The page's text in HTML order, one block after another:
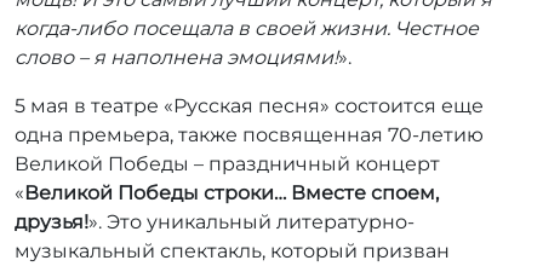
когда-либо посещала в своей жизни. Честное
слово – я наполнена эмоциями!».
5 мая в театре «Русская песня» состоится еще
одна премьера, также посвященная 70-летию
Великой Победы – праздничный концерт
«Великой Победы строки… Вместе споем,
друзья!». Это уникальный литературно-
музыкальный спектакль, который призван